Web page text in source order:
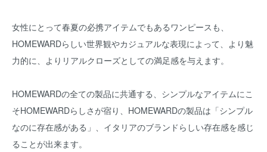
女性にとって春夏の必携アイテムでもあるワンピースも、
HOMEWARDらしい世界観やカジュアルな表現によって、より魅
力的に、よりリアルクローズとしての満足感を与えます。
HOMEWARDの全ての製品に共通する、シンプルなアイテムにこ
そHOMEWARDらしさが宿り、HOMEWARDの製品は「シンプル
なのに存在感がある」、イタリアのブランドらしい存在感を感じ
ることが出来ます。